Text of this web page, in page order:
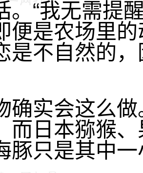
。“我无需提
便是农场里
是不自然的
确实会这么
而日本猕猴
豚只是其中